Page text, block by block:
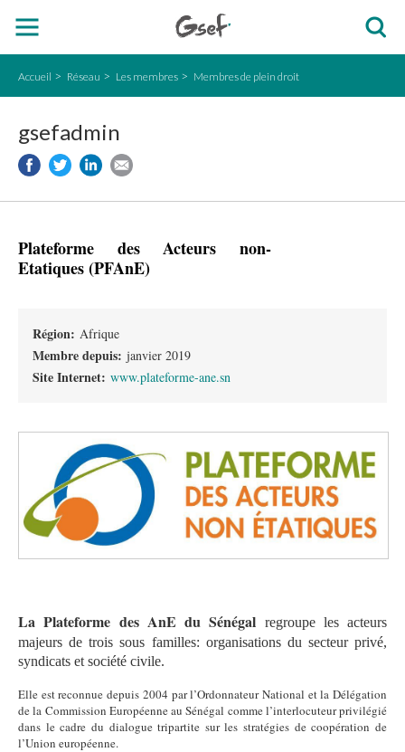
Accueil Réseau Les membres Membres de plein droit
gsefadmin
Plateforme des Acteurs non-
Etatiques (PFAnE)
Région: Afrique
Membre depuis: janvier 2019
Site Internet: www.plateforme-ane.sn
La Plateforme des AnE du Sénégal regroupe les acteurs
majeurs de trois sous familles: organisations du secteur privé,
syndicats et société civile.
Elle est reconnue depuis 2004 par l’Ordonnateur National et la Délégation
de la Commission Européenne au Sénégal comme l’interlocuteur privilégié
dans le cadre du dialogue tripartite sur les stratégies de coopération de
l’Union européenne.